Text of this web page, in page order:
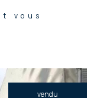
vous
vendu